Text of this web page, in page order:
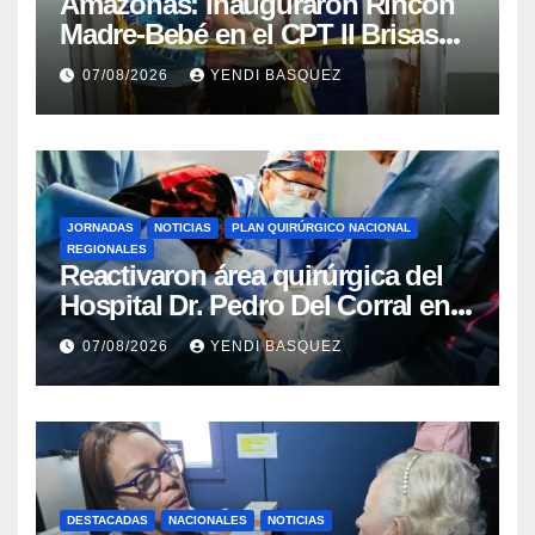
Madre-Bebé en el CPT II Brisas
del Aeropuerto ​Inauguraron
Rincón
07/08/2026 YENDI BASQUEZ
JORNADAS NOTICIAS
PLAN QUIRÚRGICO NACIONAL
REGIONALES
Reactivaron área quirúrgica del
Hospital Dr. Pedro Del Corral en
Guárico
07/08/2026 YENDI BASQUEZ
DESTACADAS NACIONALES NOTICIAS